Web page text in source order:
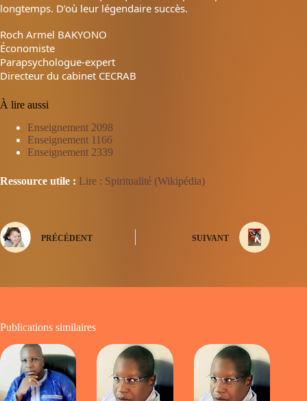
longtemps. D’où leur légendaire succès.
Roch Armel BAKYONO
Économiste
Parapsychologue-expert
Directeur du cabinet CECRAB
À lire aussi
Enseignement 2098
Enseignement 1166
Enseignement 2339
Ressource utile : Lire : Spiritualité (Wikipédia)
PRÉCÉDENT SUIVANT
Publications similaires